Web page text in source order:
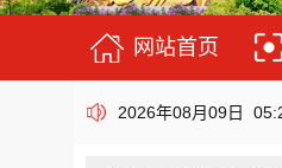
网站首页
2026年08月09日